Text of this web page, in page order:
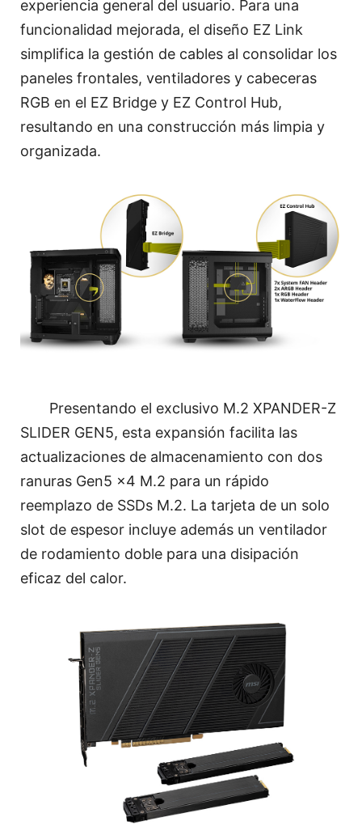
experiencia general del usuario. Para una
funcionalidad mejorada, el diseño EZ Link
simplifica la gestión de cables al consolidar los
paneles frontales, ventiladores y cabeceras
RGB en el EZ Bridge y EZ Control Hub,
resultando en una construcción más limpia y
organizada.
Presentando el exclusivo M.2 XPANDER-Z
SLIDER GEN5, esta expansión facilita las
actualizaciones de almacenamiento con dos
ranuras Gen5 x4 M.2 para un rápido
reemplazo de SSDs M.2. La tarjeta de un solo
slot de espesor incluye además un ventilador
de rodamiento doble para una disipación
eficaz del calor.